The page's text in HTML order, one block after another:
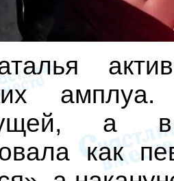
а
как